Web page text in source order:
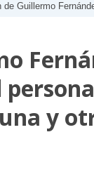
Humanos
ONU-DH
DH
de Guillermo
y